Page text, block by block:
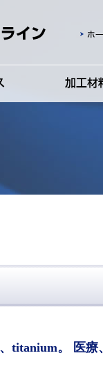
titanium。 医療